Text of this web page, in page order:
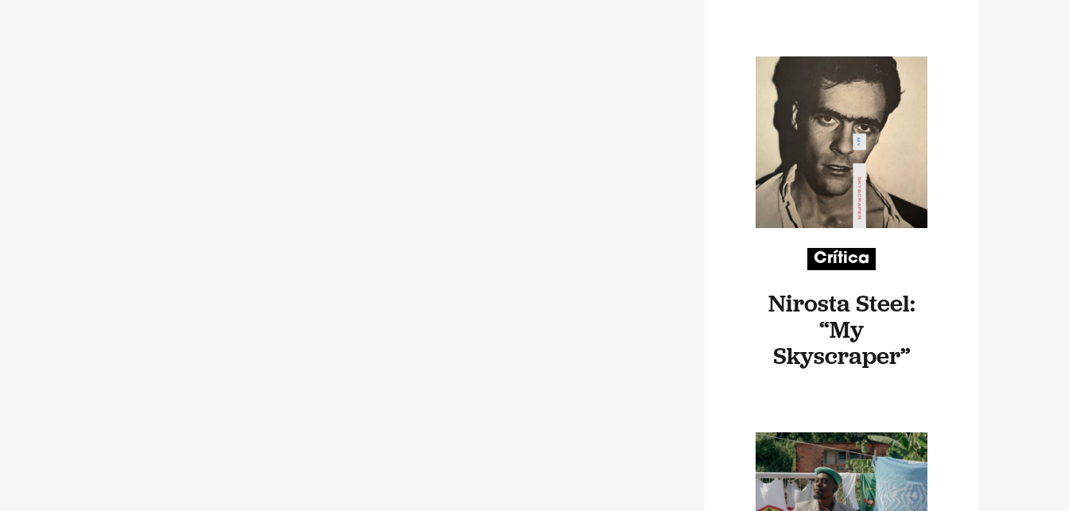
Crítica
Nirosta Steel:
“My
Skyscraper”